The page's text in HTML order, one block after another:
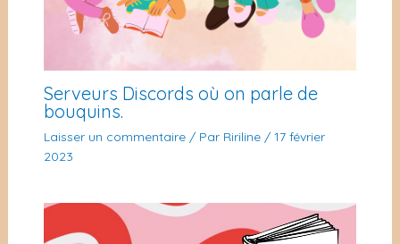
Serveurs Discords où on parle de
bouquins.
Laisser un commentaire / Par Ririline / 17 février
2023